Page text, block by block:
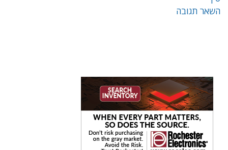
השאר תגובה